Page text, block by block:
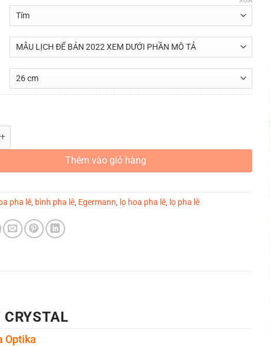
LÊ MÀU TÍM OPTIKA DÀNH CHO NGƯỜI MỆNH HỎA số lượng
Thêm vào giỏ hàng
pha lê bình pha lê Egermann lọ hoa pha lê lọ pha lê
CRYSTAL
Optika